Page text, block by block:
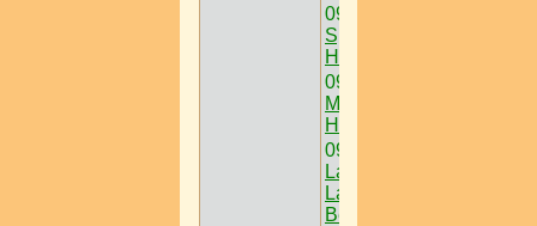
09:00
Spanischen
Hofreitschule
09:00
Museum /
Hermesvilla
09:00
Lainzer Tiergarten @
Lainzer Tor > W < 13
Bez